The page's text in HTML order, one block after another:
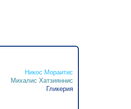
Никос Мораитис
Михалис Хатзияннис
Гликерия